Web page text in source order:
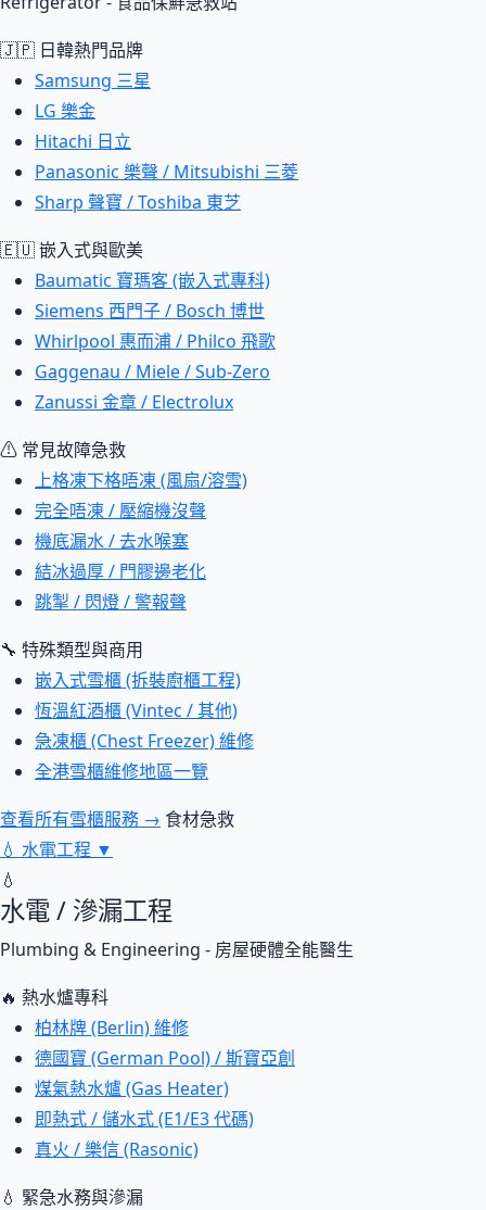
🇯🇵 日韓熱門品牌
Samsung 三星
LG 樂金
Hitachi 日立
Panasonic 樂聲 / Mitsubishi 三菱
Sharp 聲寶 / Toshiba 東芝
🇪🇺 嵌入式與歐美
Baumatic 寶瑪客 (嵌入式專科)
Siemens 西門子 / Bosch 博世
Whirlpool 惠而浦 / Philco 飛歌
Gaggenau / Miele / Sub-Zero
Zanussi 金章 / Electrolux
⚠ 常見故障急救
上格凍下格唔凍 (風扇/溶雪)
完全唔凍 / 壓縮機沒聲
機底漏水 / 去水喉塞
結冰過厚 / 門膠邊老化
跳掣 / 閃燈 / 警報聲
🔧 特殊類型與商用
嵌入式雪櫃 (拆裝廚櫃工程)
恆溫紅酒櫃 (Vintec / 其他)
急凍櫃 (Chest Freezer) 維修
全港雪櫃維修地區一覽
查看所有雪櫃服務 → 食材急救
💧 水電工程 ▼
💧
水電 / 滲漏工程
Plumbing & Engineering - 房屋硬體全能醫生
🔥 熱水爐專科
柏林牌 (Berlin) 維修
德國寶 (German Pool) / 斯寶亞創
煤氣熱水爐 (Gas Heater)
即熱式 / 儲水式 (E1/E3 代碼)
真火 / 樂信 (Rasonic)
💧 緊急水務與滲漏